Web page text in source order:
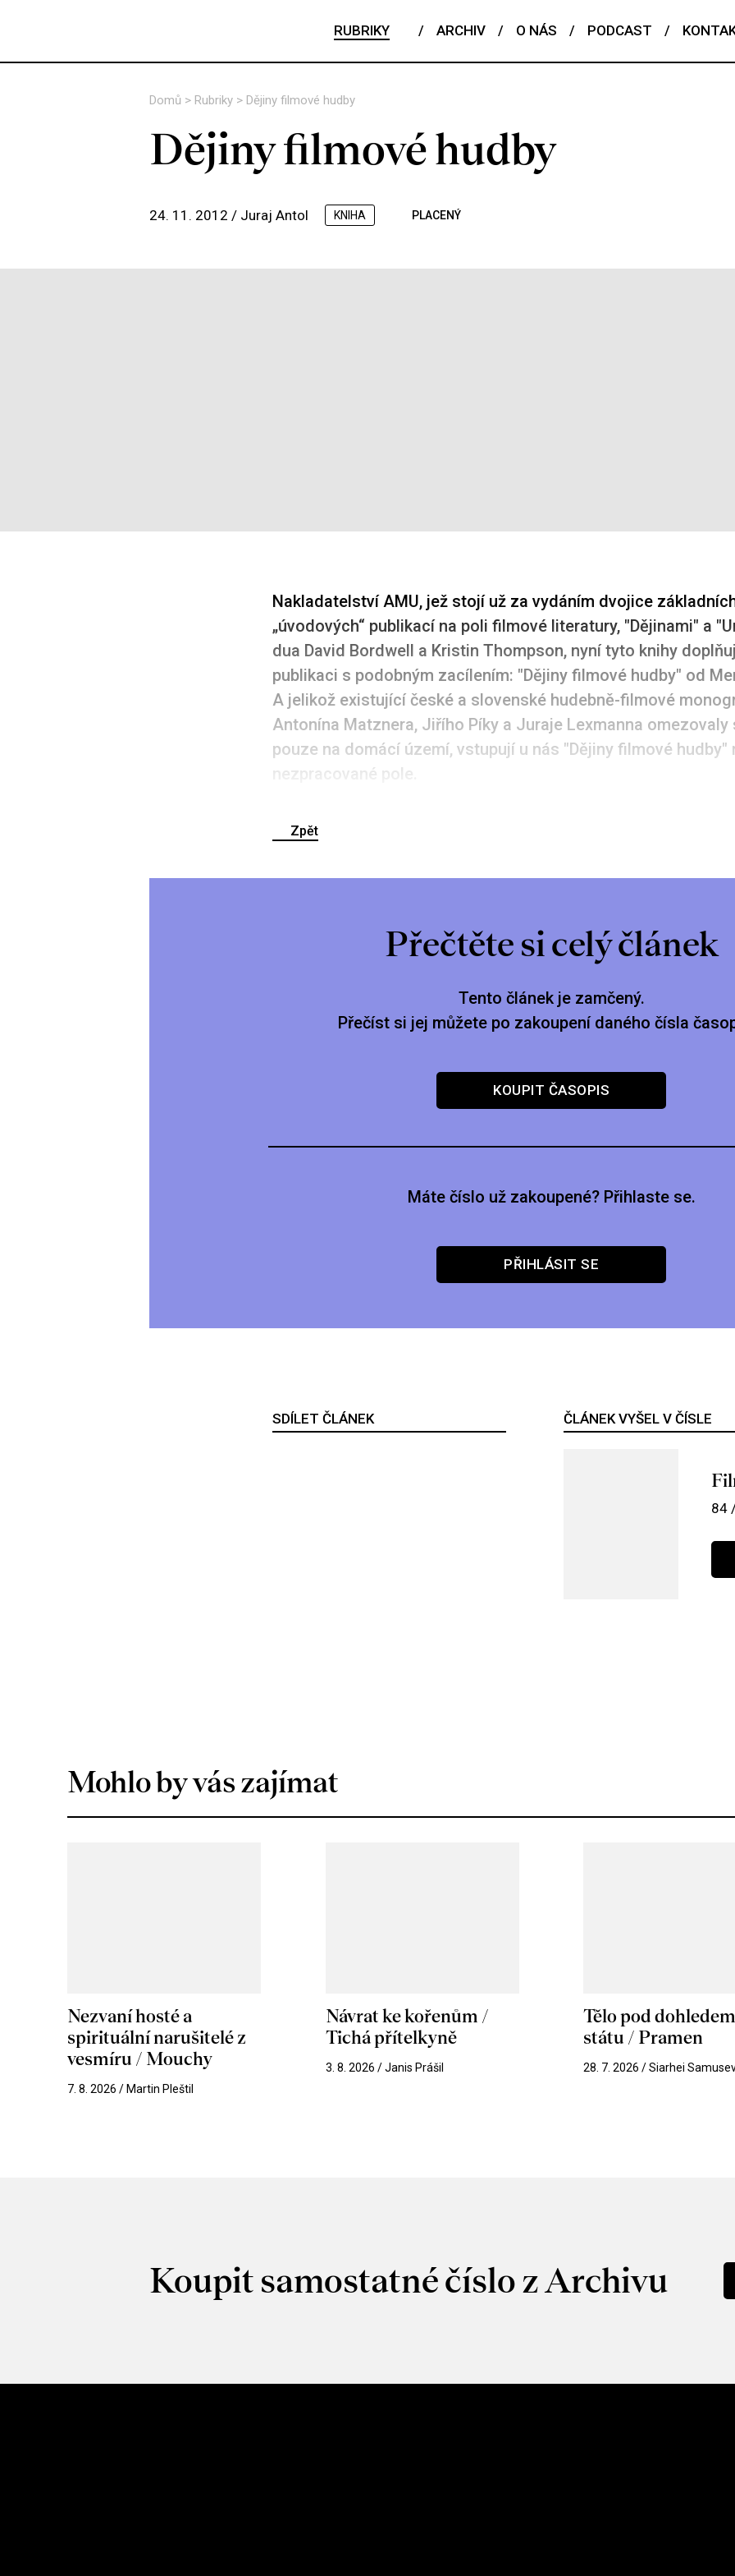
RUBRIKY / ARCHIV / O NÁS / PODCAST /
Domů > Rubriky > Dějiny filmové hudby
Dějiny filmové hudby
24. 11. 2012 / Juraj Antol KNIHA PLACENÝ
Nakladatelství AMU, jež stojí už za vydáním dvojice
„úvodových“ publikací na poli filmové literatury, "Dějinami" a
dua David Bordwell a Kristin Thompson, nyní tyto knihy
publikaci s podobným zacílením: "Dějiny filmové hudby" od
A jelikož existující české a slovenské hudebně-filmové
Antonína Matznera, Jiřího Píky a Juraje Lexmanna omezovaly
pouze na domácí území, vstupují u nás "Dějiny filmové hudby"
nezpracované pole.
Zpět
Přečtěte si celý článek
Tento článek je zamčený.
Přečíst si jej můžete po zakoupení daného čísla
KOUPIT ČASOPIS
Máte číslo už zakoupené? Přihlaste se.
PŘIHLÁSIT SE
SDÍLET ČLÁNEK ČLÁNEK VYŠEL V ČÍSLE
84
Mohlo by vás zajímat
Nezvaní hosté a
spirituální narušitelé z
vesmíru / Mouchy
7. 8. 2026 / Martin Pleštil
Návrat ke kořenům /
Tichá přítelkyně
3. 8. 2026 / Janis Prášil
Tělo pod dohledem
státu / Pramen
28. 7. 2026 / Siarhei
Koupit samostatné číslo z Archivu